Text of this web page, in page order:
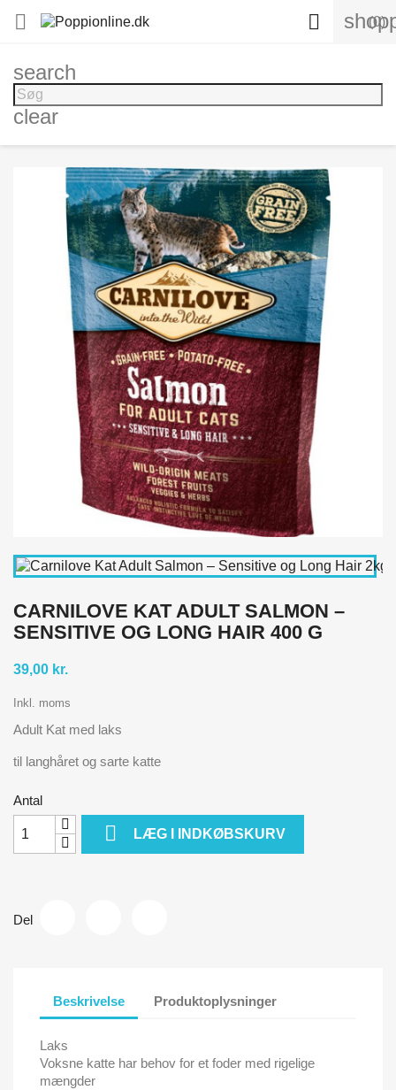
 (0)

search
clear
CARNILOVE KAT ADULT SALMON –
SENSITIVE OG LONG HAIR 400 G
39,00 kr.
Inkl. moms
Adult Kat med laks
til langhåret og sarte katte
Antal
 LÆG I INDKØBSKURV
Del
Beskrivelse Produktoplysninger
Laks
Voksne katte har behov for et foder med rigelige
mængder